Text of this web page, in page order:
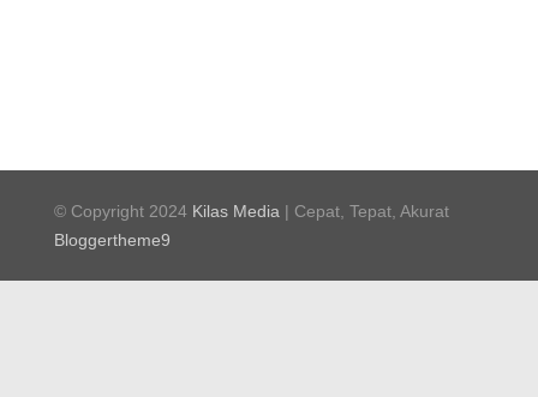
© Copyright 2024 Kilas Media | Cepat, Tepat, Akurat
Bloggertheme9